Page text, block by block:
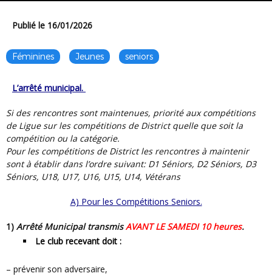
Publié le 16/01/2026
Féminines Jeunes seniors
L’arrêté municipal.
Si des rencontres sont maintenues, priorité aux compétitions
de Ligue sur les compétitions de District quelle que soit la
compétition ou la catégorie.
Pour les compétitions de District les rencontres à maintenir
sont à établir dans l’ordre suivant: D1 Séniors, D2 Séniors, D3
Séniors, U18, U17, U16, U15, U14, Vétérans
A) Pour les Compétitions Seniors.
Arrêté Municipal transmisAVANT LE SAMEDI 10 heures.
Le club recevant doit :
– prévenir son adversaire,